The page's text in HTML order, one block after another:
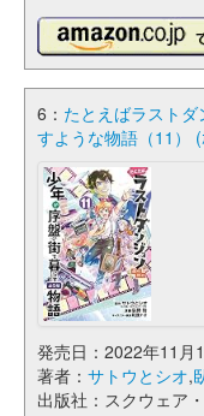
6： たとえばラスト
すような物語（11） (
発売日：2022年11月
著者： サトウとシオ,
出版社：スクウェア